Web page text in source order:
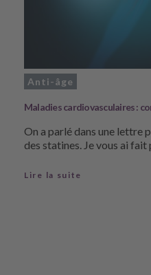
Anti-âge
Maladies cardiovasculaires :
On a parlé dans une lettre
des statines. Je vous ai
Lire la suite